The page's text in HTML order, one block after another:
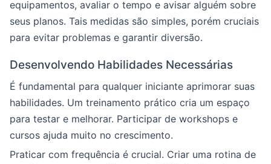
equipamentos, avaliar o tempo e avisar alguém sobre
seus planos. Tais medidas são simples, porém cruciais
para evitar problemas e garantir diversão.
Desenvolvendo Habilidades Necessárias
É fundamental para qualquer iniciante aprimorar suas
habilidades. Um treinamento prático cria um espaço
para testar e melhorar. Participar de workshops e
cursos ajuda muito no crescimento.
Praticar com frequência é crucial. Criar uma rotina de